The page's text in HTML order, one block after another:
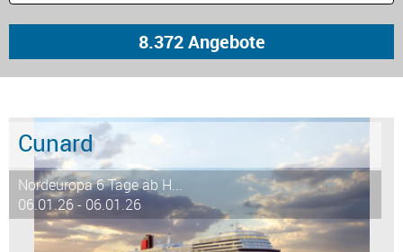
Cunard
Nordeuropa 6 Tage ab H...
06.01.26 - 06.01.26